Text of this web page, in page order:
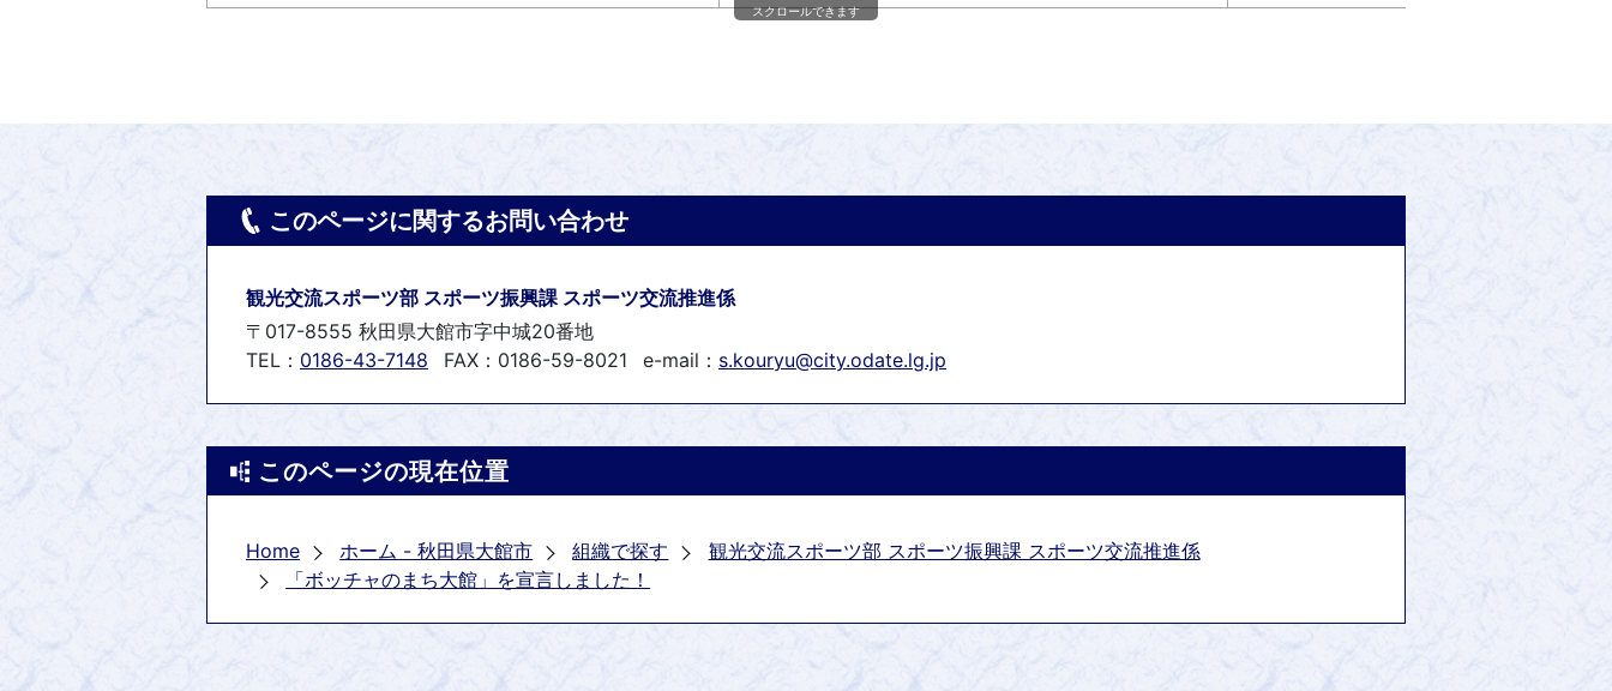
スクロールできます
このページに関するお問い合わせ
観光交流スポーツ部 スポーツ振興課 スポーツ交流推進係
〒017-8555 秋田県大館市字中城20番地
TEL： 0186-43-7148 FAX：0186-59-8021 e-mail： s.kouryu@city.odate.lg.jp
このページの現在位置
Home ホーム - 秋田県大館市 組織で探す
観光交流スポーツ部 スポーツ振興課 スポーツ交流推進係
「ボッチャのまち大館」を宣言しました！